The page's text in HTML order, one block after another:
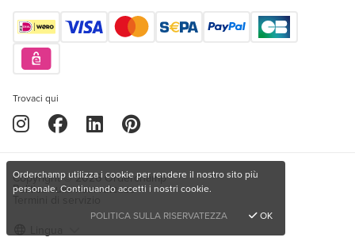
Trovaci qui
Copyright © 2026 Orderchamp
Politica sulla riservatezza
Orderchamp utilizza i cookie per rendere il nostro sito più
personale. Continuando accetti i nostri cookie.
POLITICA SULLA RISERVATEZZA
OK